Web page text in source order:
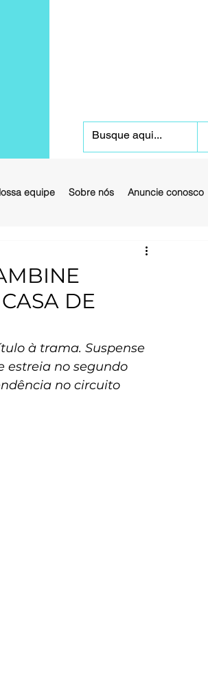
equipe Sobre nós Anuncie conosco
DE
à trama. Suspense
estreia no segundo
no circuito